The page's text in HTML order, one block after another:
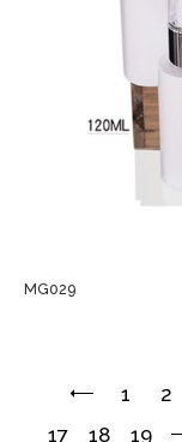
MG029
1 2
17
18 19